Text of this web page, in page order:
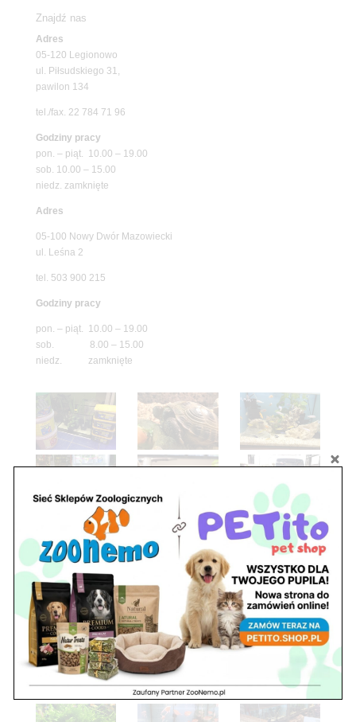
Znajdź nas
Adres
05-120 Legionowo
ul. Piłsudskiego 31,
pawilon 134
tel./fax. 22 784 71 96
Godziny pracy
pon. – piąt. 10.00 – 19.00
sob. 10.00 – 15.00
niedz. zamknięte
Adres
05-100 Nowy Dwór Mazowiecki
ul. Leśna 2
tel. 503 900 215
Godziny pracy
pon. – piąt. 10.00 – 19.00
sob. 8.00 – 15.00
niedz. zamknięte